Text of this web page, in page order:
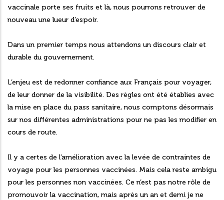
vaccinale porte ses fruits et là, nous pourrons retrouver de
nouveau une lueur d’espoir.
Dans un premier temps nous attendons un discours clair et
durable du gouvernement.
L’enjeu est de redonner confiance aux Français pour voyager,
de leur donner de la visibilité. Des règles ont été établies avec
la mise en place du pass sanitaire, nous comptons désormais
sur nos différentes administrations pour ne pas les modifier en
cours de route.
Il y a certes de l’amélioration avec la levée de contraintes de
voyage pour les personnes vaccinées. Mais cela reste ambigu
pour les personnes non vaccinées. Ce n’est pas notre rôle de
promouvoir la vaccination, mais après un an et demi je ne